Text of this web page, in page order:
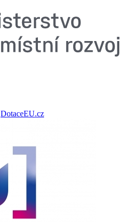
DotaceEU.cz